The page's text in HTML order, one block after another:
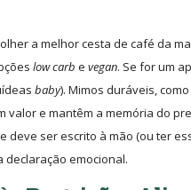
a melhor cesta de café da
low carb e vegan. Se for um
baby). Mimos duráveis,
valor e mantêm a memória do
deve ser escrito à mão (ou ter
declaração emocional.